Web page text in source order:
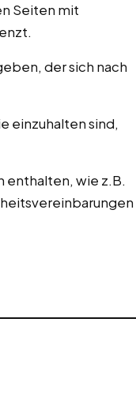
Seiten mit
der sich nach
einzuhalten sind,
enthalten, wie z.B.